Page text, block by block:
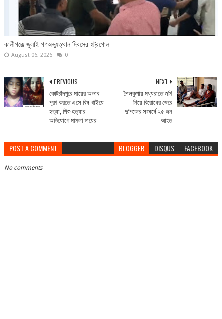
কালীগঞ্জে জুলাই গণঅভ্যুত্থান দিবসের হট্রগোল
August 06, 2026 0
NEXT
শৈলকুপায় মধ্যরাতে জমি
নিয়ে বিরোধের জেরে
দু’পক্ষের সংঘর্ষে ২৫ জন
আহত
PREVIOUS
কোটচাঁদপুরে মায়ের অভাব
পূরণ করতে এসে বিষ খাইয়ে
হত্যা, শিশু হত্যার
অভিযোগে মামলা দায়ের
POST A COMMENT BLOGGER DISQUS FACEBOOK
No comments